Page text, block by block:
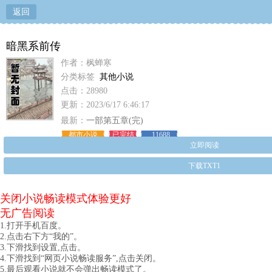
返回
暗黑系前传
作者：枫蝉寒
分类标签 其他小说
点击：28980
更新：2023/6/17 6:46:17
最新： 一部第五章(完)
都市小说 已完结
11688
立即阅读
下载TXT1
关闭小说畅读模式体验更好
无广告阅读
1.打开手机百度。
2.点击右下方“我的”。
3.下滑找到设置,点击。
4.下滑找到“网页小说畅读服务”,点击关闭。
5.最后观看小说就不会弹出畅读模式了。